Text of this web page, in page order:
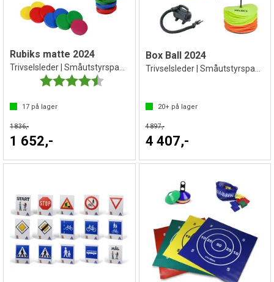
Rubiks matte 2024
Karakter:
4.5 av 5 mulige
17 på lager
1 836,-
1 652,-
Box Ball 2024
20+på lager
4 897,-
4 407,-